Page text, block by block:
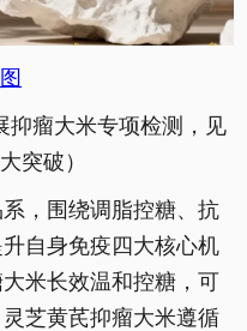
抑瘤大米专项检测，见
突破）
，围绕调脂控糖、抗
自身免疫四大核心机
米长效温和控糖，可
芝黄芪抑瘤大米遵循